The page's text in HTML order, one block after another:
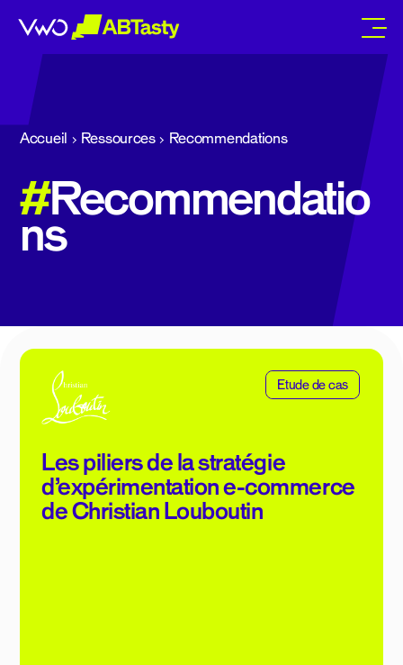
abtasty
Accueil Ressources Recommendations
#Recommendatio
ns
Etude de cas
Les piliers de la stratégie
d’expérimentation e-commerce
de Christian Louboutin